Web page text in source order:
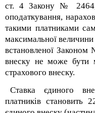
ст. 4 Закону № 2464,
оподаткування,
такими платниками
максимальної
встановленої
внеску не може бути
страхового внеску.
Ставка єдиного
платників становить